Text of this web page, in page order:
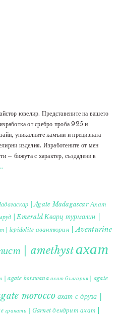
ювелир. Представените на вашето
от сребро проба 925 и
уникалните камъни и прецизната
изделия. Изработените от мен
– бижута с характер, създадени в
| Agate Madagascar Ахат
| Emerald Кварц турмалин |
| lepidolite авантюрин | Aventurine
| amethystахат
| agate botswana ахат българия | agate
morocco ахат с друза |
гранати | Garnet дендрит ахат |